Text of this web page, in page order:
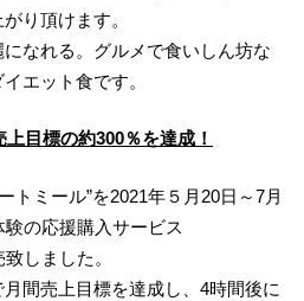
り頂けます。
なれる。グルメで食いしん坊な
エット食です。
目標の約300％を達成！
ミール”を2021年５月20日～7月
の応援購⼊サービス
しました。
間売上目標を達成し、4時間後に